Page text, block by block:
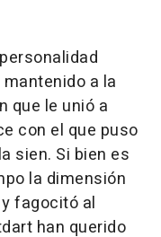
a la
que le unió a
con el que puso
sien. Si bien es
la dimensión
fagocitó al
han querido